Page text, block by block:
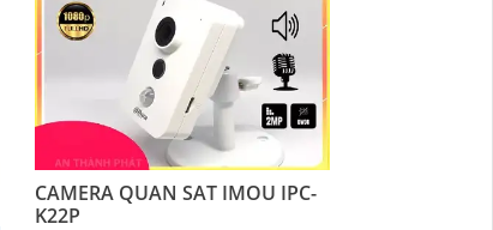
CAMERA QUAN SAT IMOU IPC-
K22P